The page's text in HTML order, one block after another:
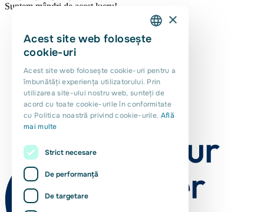
Suntem mândri de acest lucru!
DUTCH
PORTUGUESE
POLISH
×
Acest site web folosește
cookie-uri
Acest site web folosește cookie-uri pentru a
îmbunătăți experiența utilizatorului. Prin
utilizarea site-ului nostru web, sunteți de
acord cu toate cookie-urile în conformitate
cu Politica noastră privind cookie-urile. Află
mai multe
Strict necesare
De performanță
De targetare